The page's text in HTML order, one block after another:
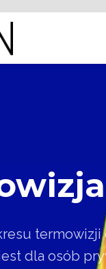
termowizji
dla osób